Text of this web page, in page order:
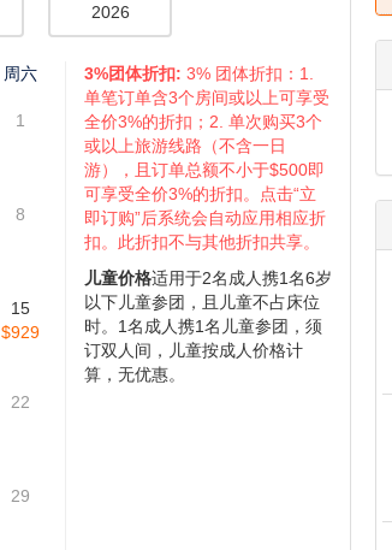
2026
周六
1
8
15
$929
22
29
3%团体折扣: 3% 团体折扣：1.
单笔订单含3个房间或以上可享受
全价3%的折扣；2. 单次购买3个
或以上旅游线路（不含一日
游），且订单总额不小于$500即
可享受全价3%的折扣。点击“立
即订购”后系统会自动应用相应折
扣。此折扣不与其他折扣共享。
儿童价格适用于2名成人携1名6岁
以下儿童参团，且儿童不占床位
时。1名成人携1名儿童参团，须
订双人间，儿童按成人价格计
算，无优惠。